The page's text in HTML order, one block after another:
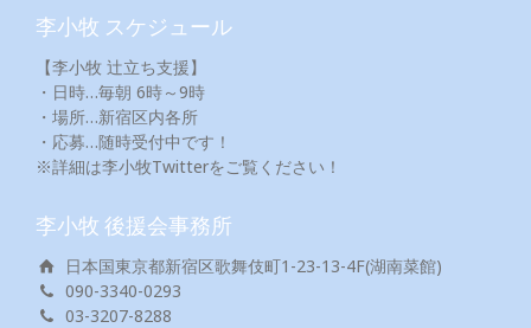
李小牧 スケジュール
【李小牧 辻立ち支援】
・日時…毎朝 6時～9時
・場所…新宿区内各所
・応募…随時受付中です！
※詳細は李小牧Twitterをご覧ください！
李小牧 後援会事務所
日本国東京都新宿区歌舞伎町1-23-13-4F(湖南菜館)
090-3340-0293
03-3207-8288